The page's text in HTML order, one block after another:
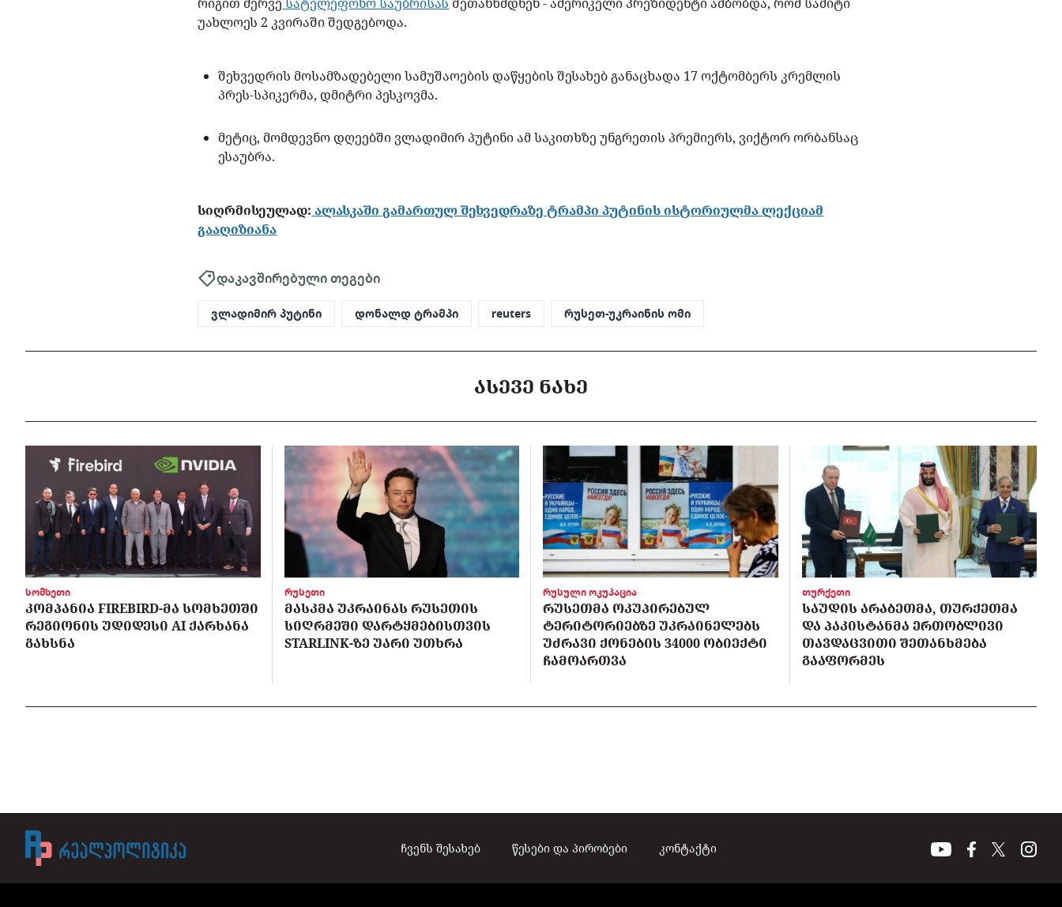
უახლოეს 2 კვირაში შედგებოდა.
შეხვედრის მოსამზადებელი სამუშაოების დაწყების შესახებ განაცხადა 17 ოქტომბერს კრემლის
პრეს-სპიკერმა, დმიტრი პესკოვმა.
მეტიც, მომდევნო დღეებში ვლადიმირ პუტინი ამ საკითხზე უნგრეთის პრემიერს, ვიქტორ ორბანსაც
ესაუბრა.
სიღრმისეულად: ალასკაში გამართულ შეხვედრაზე ტრამპი პუტინის ისტორიულმა ლექციამ
გააღიზიანა
დაკავშირებული თეგები
ვლადიმირ პუტინი დონალდ ტრამპი reuters რუსეთ-უკრაინის ომი
ᲐᲡᲔᲕᲔ ᲜᲐᲮᲔ
სომხეთი
ᲙᲝᲛᲞᲐᲜᲘᲐ FIREBIRD-ᲛᲐ ᲡᲝᲛᲮᲔᲗᲨᲘ
ᲠᲔᲒᲘᲝᲜᲘᲡ ᲣᲓᲘᲓᲔᲡᲘ AI ᲥᲐᲠᲮᲐᲜᲐ
ᲒᲐᲮᲡᲜᲐ
რუსეთი
ᲛᲐᲡᲙᲛᲐ ᲣᲙᲠᲐᲘᲜᲐᲡ ᲠᲣᲡᲔᲗᲘᲡ
ᲡᲘᲦᲠᲛᲔᲨᲘ ᲓᲐᲠᲢᲧᲛᲔᲑᲘᲡᲗᲕᲘᲡ
STARLINK-ᲖᲔ ᲣᲐᲠᲘ ᲣᲗᲮᲠᲐ
რუსული ოკუპაცია
ᲠᲣᲡᲔᲗᲛᲐ ᲝᲙᲣᲞᲘᲠᲔᲑᲣᲚ
ᲢᲔᲠᲘᲢᲝᲠᲘᲔᲑᲖᲔ ᲣᲙᲠᲐᲘᲜᲔᲚᲔᲑᲡ
ᲣᲫᲠᲐᲕᲘ ᲥᲝᲜᲔᲑᲘᲡ 34000 ᲝᲑᲘᲔᲥᲢᲘ
ᲩᲐᲛᲝᲐᲠᲗᲕᲐ
თურქეთი
ᲡᲐᲣᲓᲘᲡ ᲐᲠᲐᲑᲔᲗᲛᲐ, ᲗᲣᲠᲥᲔᲗᲛᲐ
ᲓᲐ ᲞᲐᲙᲘᲡᲢᲐᲜᲛᲐ ᲔᲠᲗᲝᲑᲚᲘᲕᲘ
ᲗᲐᲕᲓᲐᲪᲕᲘᲗᲘ ᲨᲔᲗᲐᲜᲮᲛᲔᲑᲐ
ᲒᲐᲐᲤᲝᲠᲛᲔᲡ
ჩვენს შესახებ წესები და პირობები კონტაქტი